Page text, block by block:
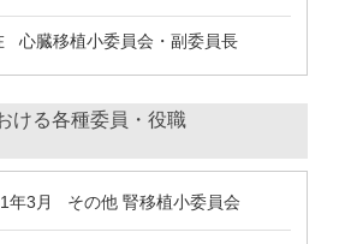
心臓移植小委員会・副委員長
ける各種委員・役職
年3月 その他 腎移植小委員会